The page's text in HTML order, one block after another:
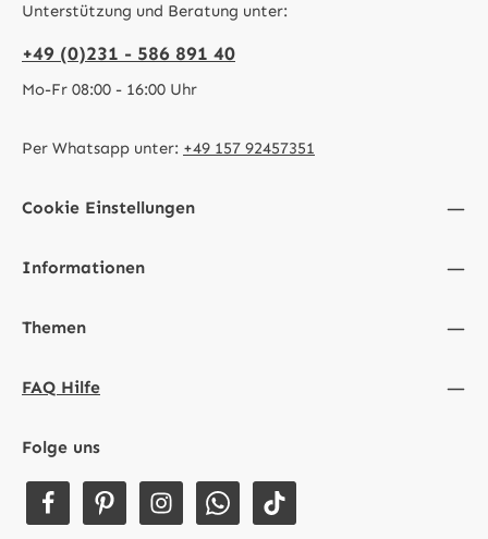
Unterstützung und Beratung unter:
+49 (0)231 - 586 891 40
Mo-Fr 08:00 - 16:00 Uhr
Per Whatsapp unter: +49 157 92457351
Cookie Einstellungen
Informationen
Themen
FAQ Hilfe
Folge uns